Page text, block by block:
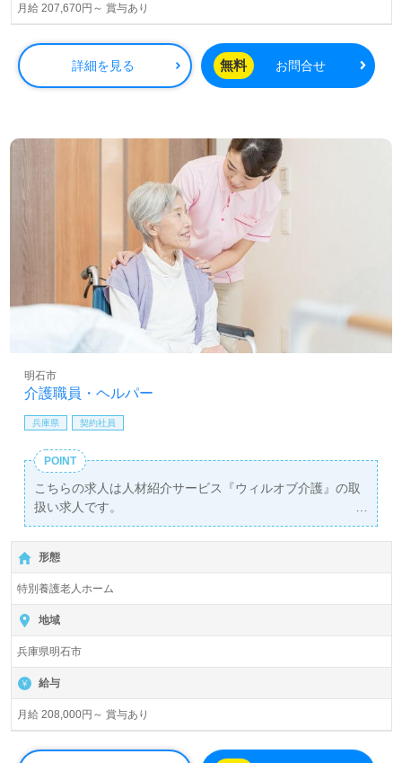
月給 207,670円～ 賞与あり
詳細を見る 無料 お問合せ
介護職員・ヘルパー
明石市
兵庫県 契約社員
POINT
こちらの求人は人材紹介サービス『ウィルオブ介護』の取
扱い求人です。
詳細に関してお気軽にご相談ください♪
【無料】で皆さんの転職活動をサポートいたします。
形態
特別養護老人ホーム
地域
兵庫県明石市
給与
月給 208,000円～ 賞与あり